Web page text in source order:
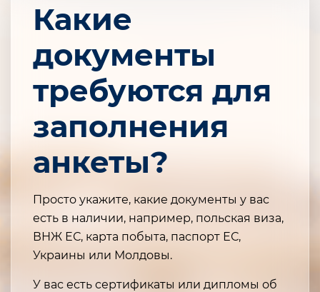
Какие
документы
требуются для
заполнения
анкеты?
Просто укажите, какие документы у вас
есть в наличии, например, польская виза,
ВНЖ ЕС, карта побыта, паспорт ЕС,
Украины или Молдовы.
У вас есть сертификаты или дипломы об